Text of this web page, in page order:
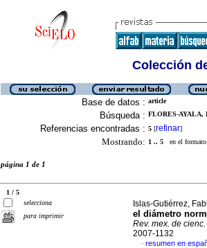
Colección
Base de datos : article
Búsqueda : FLORES-
Referencias encontradas : 5 [refinar]
Mostrando: 1 .. 5 en el
página 1 de 1
1 / 5
selecciona
para imprimir
Islas-Gutiérrez,
el diámetro
Rev. mex. de
2007-1132
· resumen en